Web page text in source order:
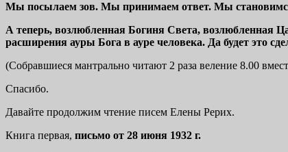
Мы посылаем зов. Мы принимаем ответ. Мы становимся
А теперь, возлюбленная Богиня Света, возлюбленная
расширения ауры Бога в ауре человека. Да будет это
(Собравшиеся мантрально читают 2 раза веление 8.00
Спасибо.
Давайте продолжим чтение писем Елены Рерих.
Книга первая, письмо от 28 июня 1932 г.